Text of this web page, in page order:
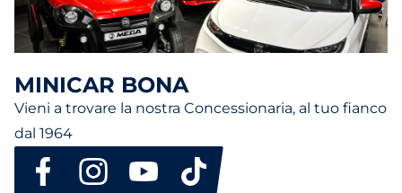
MINICAR BONA
Vieni a trovare la nostra Concessionaria, al tuo fianco
dal 1964